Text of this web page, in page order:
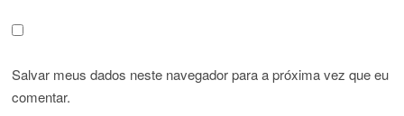
Salvar meus dados neste navegador para a próxima vez que eu
comentar.